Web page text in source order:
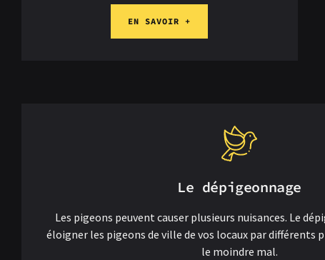
EN SAVOIR +
Le dépigeonnage
Les pigeons peuvent causer plusieurs nuisances. Le
éloigner les pigeons de ville de vos locaux par différents
le moindre mal.